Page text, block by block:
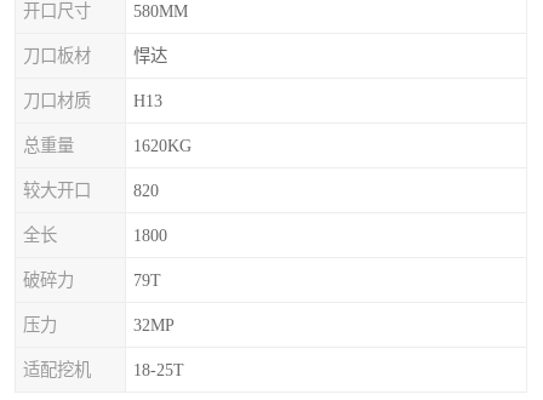
开口尺寸 580MM
刀口板材 悍达
刀口材质 H13
总重量 1620KG
较大开口 820
全长 1800
破碎力 79T
压力 32MP
适配挖机 18-25T